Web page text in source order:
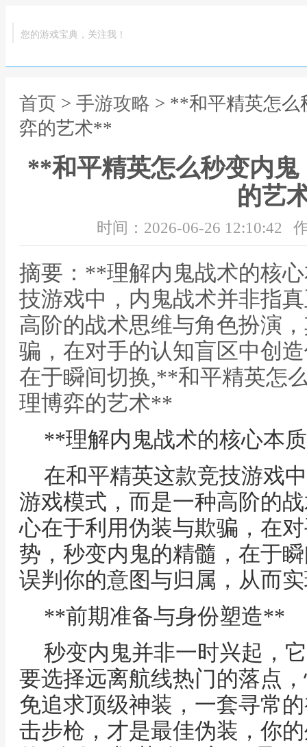
您的游戏宝典，关注我！
首页 > 手游攻略 > **和平精英怎么
弈的艺术**
**和平精英怎么秒变内
的艺
时间：2026-06-26 12:10:42
摘要：**理解内鬼战术的核
技游戏中，内鬼战术并非指
高阶的战术思维与角色扮演
骗，在对手的认知盲区中创
在于瞬间切换,**和平精英怎
理博弈的艺术**
**理解内鬼战术的核心本
在和平精英这款竞技游戏
游戏模式，而是一种高阶的
心在于利用伪装与欺骗，在
势，秒变内鬼的精髓，在于
误判你的意图与归属，从而
**前期准备与身份塑造**
秒变内鬼并非一时兴起，
要选择远离航线热门的落点
免追求顶级神装，一套寻常
击步枪，才是最佳伪装，你